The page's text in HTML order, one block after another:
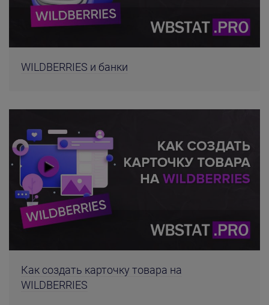
WILDBERRIES и банки
Как создать карточку товара на
WILDBERRIES